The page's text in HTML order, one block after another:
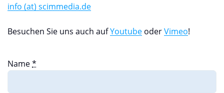
info (at) scimmedia.de
Besuchen Sie uns auch aufYoutube oderVimeo!
Name*